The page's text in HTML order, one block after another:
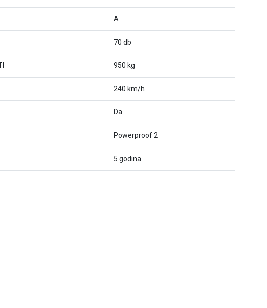
A
70 db
950 kg
240 km/h
Da
Powerproof 2
5 godina